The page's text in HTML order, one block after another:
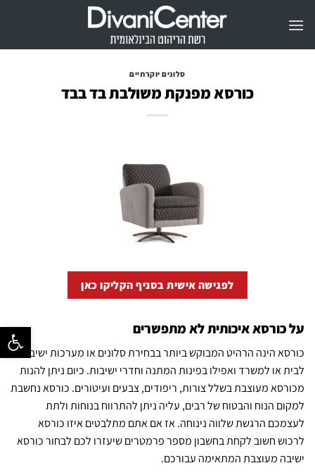
פתח
סלונים יוקרתיים
כורסא מפנקת משולבת בד בבד
לפגישה אישית בסניף הקליקו כאן
על כורסא איכותית לא מתפשרים
כורסא הינה הרהיט המבוקש ביותר בבחירת סלונים או מערכות ישיבה
לבית או למשרד ואפילו בפינות המתנה וחדרי ישיבות. כיום ניתן להנות
מכורסא מעוצבת בשלל צורות, ריפודים, צבעים ועיטורים. כורסא נחשבת
למקום הנוח והבטוח של רבים, עליה ניתן להתרווח בנוחות ולתת
לעצמכם הרגשת שלווה נינוחה. אז אם אתם מתלבטים איזו כורסא
לרכוש חשוב לקחת בחשבון מספר פרמטרים שיעזרו לכם לבחור כורסא
ישיבה מעוצבת המתאימה עבורכם.